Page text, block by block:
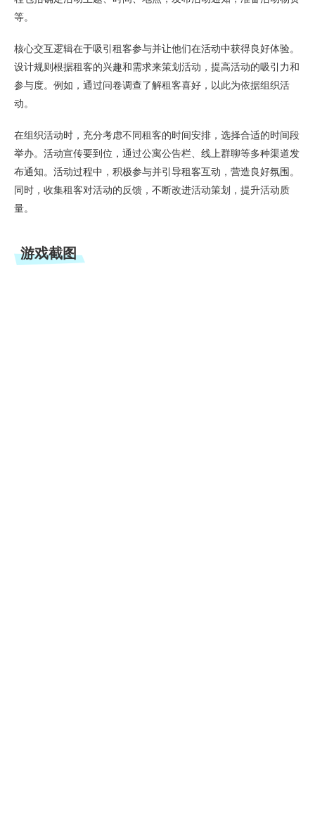
等。
核心交互逻辑在于吸引租客参与并让他们在活动中获得良好体验。
设计规则根据租客的兴趣和需求来策划活动，提高活动的吸引力和
参与度。例如，通过问卷调查了解租客喜好，以此为依据组织活
动。
在组织活动时，充分考虑不同租客的时间安排，选择合适的时间段
举办。活动宣传要到位，通过公寓公告栏、线上群聊等多种渠道发
布通知。活动过程中，积极参与并引导租客互动，营造良好氛围。
同时，收集租客对活动的反馈，不断改进活动策划，提升活动质
量。
游戏截图